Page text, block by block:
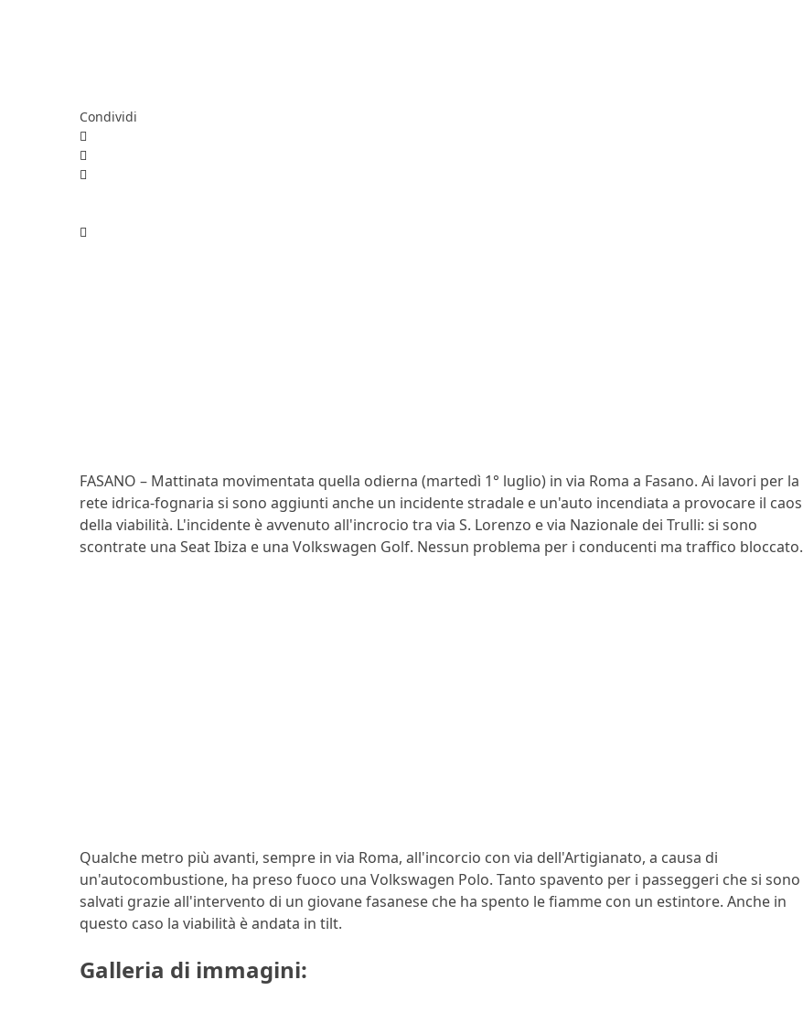
Condividi
FASANO – Mattinata movimentata quella odierna (martedì 1° luglio) in via Roma a Fasano. Ai lavori per la
rete idrica-fognaria si sono aggiunti anche un incidente stradale e un'auto incendiata a provocare il caos
della viabilità. L'incidente è avvenuto all'incrocio tra via S. Lorenzo e via Nazionale dei Trulli: si sono
scontrate una Seat Ibiza e una Volkswagen Golf. Nessun problema per i conducenti ma traffico bloccato.
Qualche metro più avanti, sempre in via Roma, all'incorcio con via dell'Artigianato, a causa di
un'autocombustione, ha preso fuoco una Volkswagen Polo. Tanto spavento per i passeggeri che si sono
salvati grazie all'intervento di un giovane fasanese che ha spento le fiamme con un estintore. Anche in
questo caso la viabilità è andata in tilt.
Galleria di immagini: